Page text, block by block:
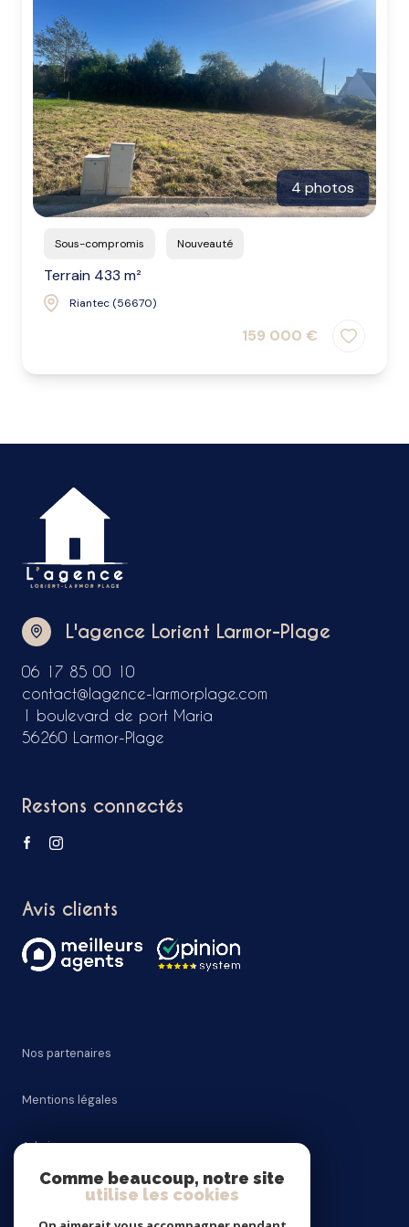
vendus
nos
biens
loués
alerte
e-
mail
l'agence
4 photos
Sous-compromis Nouveauté
Terrain 433 m²
Riantec (56670)
159 000 €
L'agence Lorient Larmor-Plage
06 17 85 00 10
contact@lagence-larmorplage.com
1 boulevard de port Maria
56260 Larmor-Plage
Restons connectés
Avis clients
Nos partenaires
Mentions légales
Admin
Nos honoraires
Comme beaucoup, notre site
utilise les cookies